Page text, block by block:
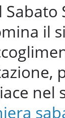
Sabato
il
nel